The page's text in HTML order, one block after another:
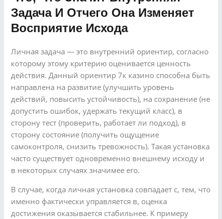
Задача И Отчего Она Изменяет
Восприятие Исхода
Личная задача — это внутренний ориентир, согласно
которому этому критерию оценивается ценность
действия. Данный ориентир 7к казино способна быть
направлена на развитие (улучшить уровень
действий, повысить устойчивость), на сохранение (не
допустить ошибок, удержать текущий класс), в
сторону тест (проверить, работает ли подход), в
сторону состояние (получить ощущение
самоконтроля, снизить тревожность). Такая установка
часто существует одновременно внешнему исходу и
в некоторых случаях значимее его.
В случае, когда личная установка совпадает с, тем, что
именно фактически управляется в, оценка
достижения оказывается стабильнее. К примеру